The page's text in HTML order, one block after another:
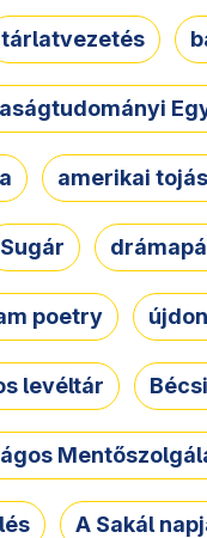
tárlatvezetés
amerikai
Sugár
poetry
levéltár
A Sakál